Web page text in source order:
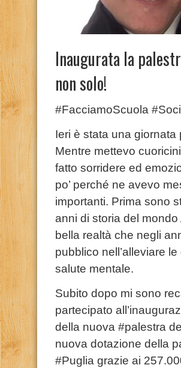
Inaugurata la
non solo!
#FacciamoScuola
Ieri è stata una
Mentre mettevo
fatto sorridere ed
po’ perché ne avevo
importanti. Prima sono
anni di storia del
bella realtà che negli
pubblico nell’alleviare
salute mentale.
Subito dopo mi sono
partecipato
della nuova #palestra
nuova dotazione della
#Puglia grazie ai